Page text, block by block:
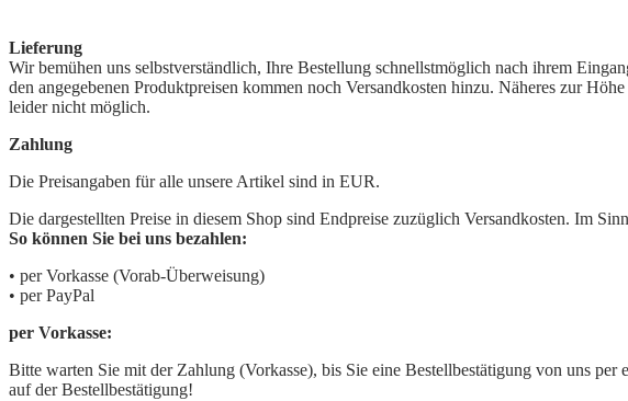
Lieferung
Wir bemühen uns selbstverständlich, Ihre Bestellung schnellstmöglich nach ihrem
den angegebenen Produktpreisen kommen noch Versandkosten hinzu. Näheres zur
leider nicht möglich.
Zahlung
Die Preisangaben für alle unsere Artikel sind in EUR.
Die dargestellten Preise in diesem Shop sind Endpreise zuzüglich Versandkosten. Im
So können Sie bei uns bezahlen:
• per Vorkasse (Vorab-Überweisung)
• per PayPal
per Vorkasse:
Bitte warten Sie mit der Zahlung (Vorkasse), bis Sie eine Bestellbestätigung von uns
auf der Bestellbestätigung!